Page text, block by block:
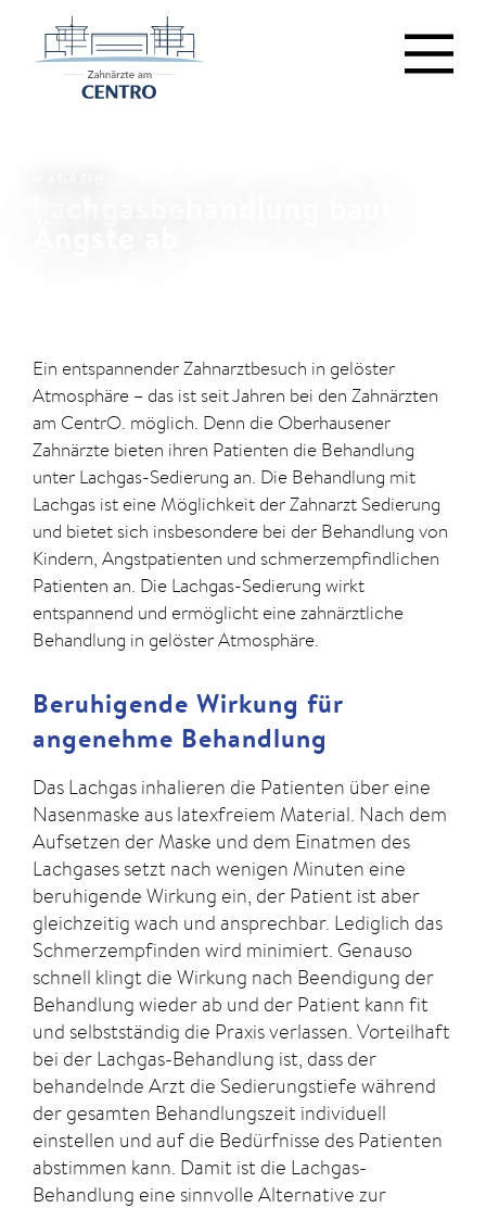
Ein entspannender Zahnarztbesuch in gelöster
Atmosphäre – das ist seit Jahren bei den Zahnärzten
am CentrO. möglich. Denn die Oberhausener
Zahnärzte bieten ihren Patienten die Behandlung
unter Lachgas-Sedierung an. Die Behandlung mit
Lachgas ist eine Möglichkeit der Zahnarzt Sedierung
und bietet sich insbesondere bei der Behandlung von
Kindern, Angstpatienten und schmerzempfindlichen
Patienten an. Die Lachgas-Sedierung wirkt
entspannend und ermöglicht eine zahnärztliche
Behandlung in gelöster Atmosphäre.
Beruhigende Wirkung für
angenehme Behandlung
Das Lachgas inhalieren die Patienten über eine
Nasenmaske aus latexfreiem Material. Nach dem
Aufsetzen der Maske und dem Einatmen des
Lachgases setzt nach wenigen Minuten eine
beruhigende Wirkung ein, der Patient ist aber
gleichzeitig wach und ansprechbar. Lediglich das
Schmerzempfinden wird minimiert. Genauso
schnell klingt die Wirkung nach Beendigung der
Behandlung wieder ab und der Patient kann fit
und selbstständig die Praxis verlassen. Vorteilhaft
bei der Lachgas-Behandlung ist, dass der
behandelnde Arzt die Sedierungstiefe während
der gesamten Behandlungszeit individuell
einstellen und auf die Bedürfnisse des Patienten
abstimmen kann. Damit ist die Lachgas-
Behandlung eine sinnvolle Alternative zur